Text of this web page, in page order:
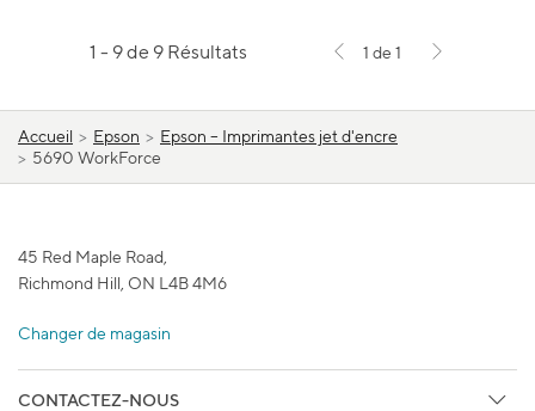
1 - 9 de 9 Résultats 1 de 1
Accueil > Epson > Epson – Imprimantes jet d'encre
> 5690 WorkForce
45 Red Maple Road,
Richmond Hill, ON L4B 4M6
Changer de magasin
CONTACTEZ-NOUS